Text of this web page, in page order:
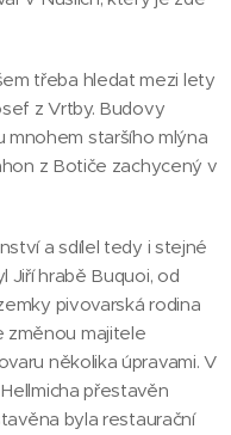
třeba hledat mezi lety
z Vrtby. Budovy
staršího mlýna
z Botiče zachycený v
a sdílel tedy i stejné
Jiří hrabě Buquoi, od
pivovarská rodina
změnou majitele
několika úpravami. V
přestavěn
byla restaurační